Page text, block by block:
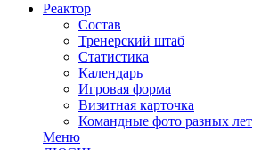
Реактор
Состав
Тренерский штаб
Статистика
Календарь
Игровая форма
Визитная карточка
Командные фото разных лет
Меню